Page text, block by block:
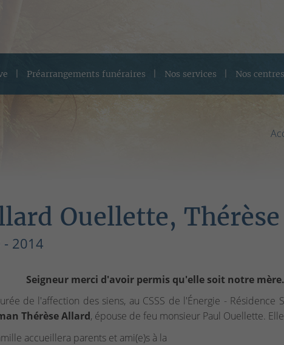
Préarrangements funéraires Nos services Nos
Ouellette, Thérèse
- 2014
Seigneur merci d'avoir permis qu'elle soit notre
de l'affection des siens, au CSSS de l'Énergie - Résidence
Thérèse Allard, épouse de feu monsieur Paul Ouellette.
accueillera parents et ami(e)s à la